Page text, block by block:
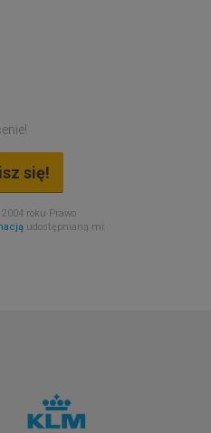
roku Prawo
udostępnianą mi